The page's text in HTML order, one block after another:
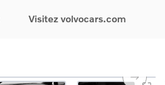
Visitez volvocars.com